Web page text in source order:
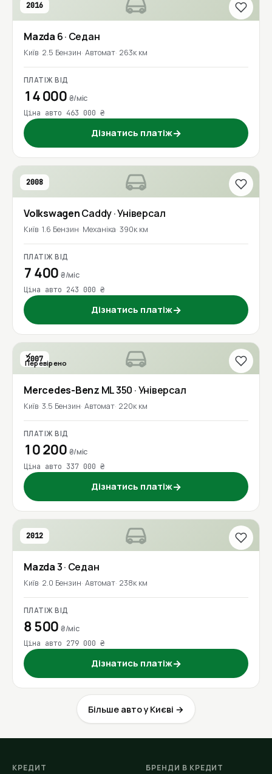
2016
Mazda 6· Седан
Київ 2.5 Бензин Автомат 263к км
ПЛАТІЖ ВІД
14 000 ₴/міс
Ціна авто 463 000 ₴
Дізнатись платіж→
2008
VolkswagenCaddy· Універсал
Київ 1.6 Бензин Механіка 390к км
ПЛАТІЖ ВІД
7 400₴/міс
Ціна авто 243 000 ₴
Дізнатись платіж→
2007
Перевірено
Mercedes-Benz ML 350 · Універсал
Київ 3.5 Бензин Автомат 220к км
ПЛАТІЖ ВІД
10 200 ₴/міс
Ціна авто 337 000 ₴
Дізнатись платіж→
2012
Mazda3· Седан
Київ 2.0 Бензин Автомат 238к км
ПЛАТІЖ ВІД
8 500₴/міс
Ціна авто 279 000 ₴
Дізнатись платіж→
Більше авто у Києві →
КРЕДИТ БРЕНДИ В КРЕДИТ